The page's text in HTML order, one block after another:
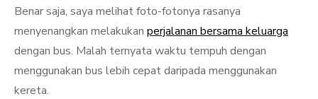
Benar saja, saya melihat foto-fotonya rasanya
menyenangkan melakukan perjalanan bersama keluarga
dengan bus. Malah ternyata waktu tempuh dengan
menggunakan bus lebih cepat daripada menggunakan
kereta.